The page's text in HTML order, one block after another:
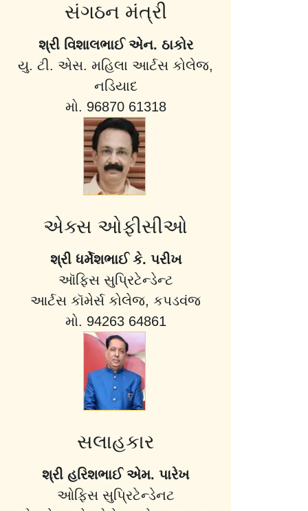
સંગઠન મંત્રી
શ્રી વિશાલભાઈ એન. ઠાકોર
યુ. ટી. એસ. મહિલા આર્ટસ કોલેજ,
નડિયાદ
મો. 96870 61318
એક્સ ઓફીસીઓ
શ્રી ધર્મેશભાઈ કે. પરીખ
ઑફિસ સુપ્રિટેન્ડેન્ટ
આર્ટસ કૉમેર્સ કોલેજ, કપડવંજ
મો. 94263 64861
સલાહકાર
શ્રી હરિશભાઈ એમ. પારેખ
ઓફિસ સુપ્રિટેન્ડેનટ